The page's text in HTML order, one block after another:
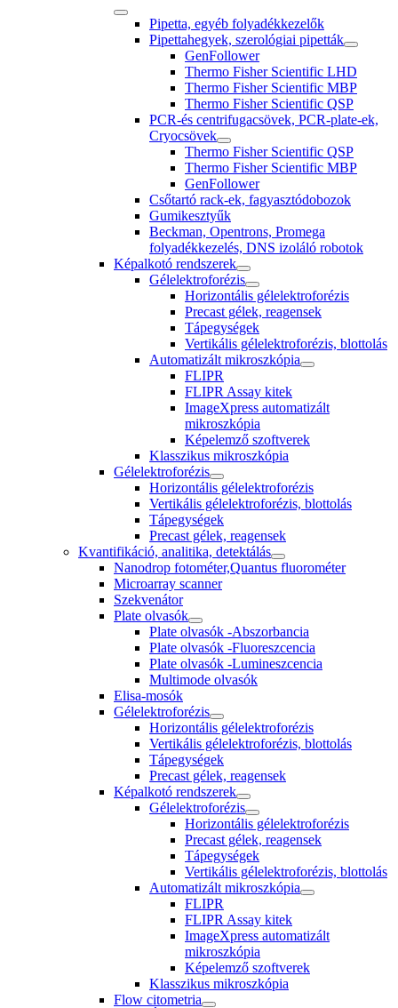
Pipetta, egyéb folyadékkezelők
Pipettahegyek, szerológiai pipetták
GenFollower
Thermo Fisher Scientific LHD
Thermo Fisher Scientific MBP
Thermo Fisher Scientific QSP
PCR-és centrifugacsövek, PCR-plate-ek,
Cryocsövek
Thermo Fisher Scientific QSP
Thermo Fisher Scientific MBP
GenFollower
Csőtartó rack-ek, fagyasztódobozok
Gumikesztyűk
Beckman, Opentrons, Promega
folyadékkezelés, DNS izoláló robotok
Képalkotó rendszerek
Gélelektroforézis
Horizontális gélelektroforézis
Precast gélek, reagensek
Tápegységek
Vertikális gélelektroforézis, blottolás
Automatizált mikroszkópia
FLIPR
FLIPR Assay kitek
ImageXpress automatizált
mikroszkópia
Képelemző szoftverek
Klasszikus mikroszkópia
Gélelektroforézis
Horizontális gélelektroforézis
Vertikális gélelektroforézis, blottolás
Tápegységek
Precast gélek, reagensek
Kvantifikáció, analitika, detektálás
Nanodrop fotométer,Quantus fluorométer
Microarray scanner
Szekvenátor
Plate olvasók
Plate olvasók -Abszorbancia
Plate olvasók -Fluoreszcencia
Plate olvasók -Lumineszcencia
Multimode olvasók
Elisa-mosók
Gélelektroforézis
Horizontális gélelektroforézis
Vertikális gélelektroforézis, blottolás
Tápegységek
Precast gélek, reagensek
Képalkotó rendszerek
Gélelektroforézis
Horizontális gélelektroforézis
Precast gélek, reagensek
Tápegységek
Vertikális gélelektroforézis, blottolás
Automatizált mikroszkópia
FLIPR
FLIPR Assay kitek
ImageXpress automatizált
mikroszkópia
Képelemző szoftverek
Klasszikus mikroszkópia
Flow citometria